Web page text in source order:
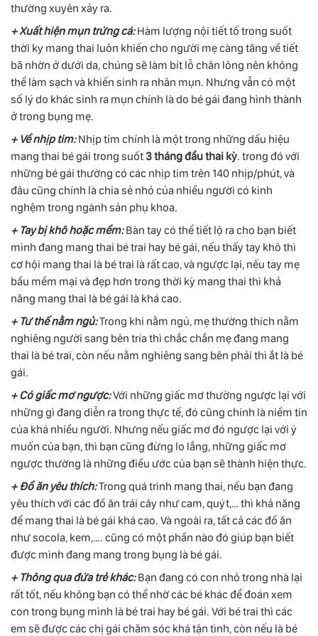
thường xuyên xảy ra.
+ Xuất hiện mụn trứng cá:Hàm lượng nội tiết tố trong suốt
thời ky mang thai luôn khiến cho người mẹ càng tăng về tiết
bã nhờn ở dưới da, chúng sẽ làm bít lỗ chân lông nên không
thể làm sạch và khiến sinh ra nhân mụn. Nhưng vẫn có một
số lý do khác sinh ra mụn chính là do bé gái đang hình thành
ở trong bụng mẹ.
+ Về nhịp tim:Nhịp tim chính là một trong những dấu hiệu
mang thai bé gái trong suốt 3 tháng đầu thai kỳ. trong đó với
những bé gái thường có các nhịp tim trên 140 nhịp/phút, và
đâu cũng chính là chia sẻ nhỏ của nhiều người có kinh
nghệm trong ngành sản phụ khoa.
+ Tay bị khô hoặc mềm:Bàn tay có thể tiết lộ ra cho bạn biết
mình đang mang thai bé trai hay bé gái, nếu thấy tay khô thì
cơ hội mang thai là bé trai là rất cao, và ngược lại, nếu tay mẹ
bầu mềm mại và đẹp hơn trong thời kỳ mang thai thì khả
năng mang thai là bé gái là khá cao.
+ Tư thế nằm ngủ:Trong khi nằm ngủ, mẹ thường thích nằm
nghiêng người sang bên tría thì chắc chắn mẹ đang mang
thai là bé trai, còn nếu nằm nghiêng sang bên phải thì ắt là bé
gái.
+ Có giấc mơ ngược:Với những giấc mơ thường ngược lại với
những gì đang diễn ra trong thực tế, đó cũng chính là niềm tin
của khá nhiều người. Nhưng nếu giấc mơ đó ngược lại với ý
muốn của bạn, thì bạn cũng đừng lo lắng, những giấc mơ
ngược thường là những điều ước của bạn sẽ thành hiện thực.
+ Đồ ăn yêu thích:Trong quá trình mang thai, nếu bạn đang
yêu thích với các đồ ăn trái cây như cam, quýt,… thì khả năng
để mang thai là bé gái khá cao. Và ngoài ra, tất cả các đồ ăn
như socola, kem,…. cũng có một phần nào đó giúp bạn biết
được mình đang mang trong bụng là bé gái.
+ Thông qua đứa trẻ khác:Bạn đang có con nhỏ trong nhà lại
rất tốt, nếu không bạn có thể nhờ các bé khác để đoán xem
con trong bụng mình là bé trai hay bé gái. Với bé trai thì các
em sẽ được các chị gái chăm sóc khá tận tình, còn nếu là bé